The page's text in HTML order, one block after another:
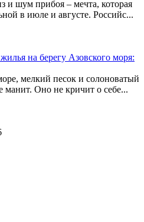
и шум прибоя – мечта, которая
в июле и августе. Российс...
на берегу Азовского моря:
мелкий песок и солоноватый
манит. Оно не кричит о себе...